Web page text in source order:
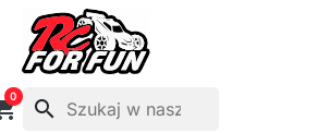
0
search